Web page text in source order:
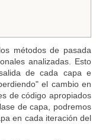
métodos de pasada
analizadas. Esto
de cada capa e
el cambio en
de código apropiados
de capa, podremos
en cada iteración del